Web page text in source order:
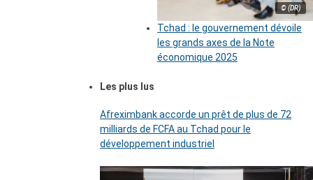
© (DR)
Tchad : le gouvernement dévoile
les grands axes de la Note
économique 2025
Les plus lus
Afreximbank accorde un prêt de plus de 72
milliards de FCFA au Tchad pour le
développement industriel